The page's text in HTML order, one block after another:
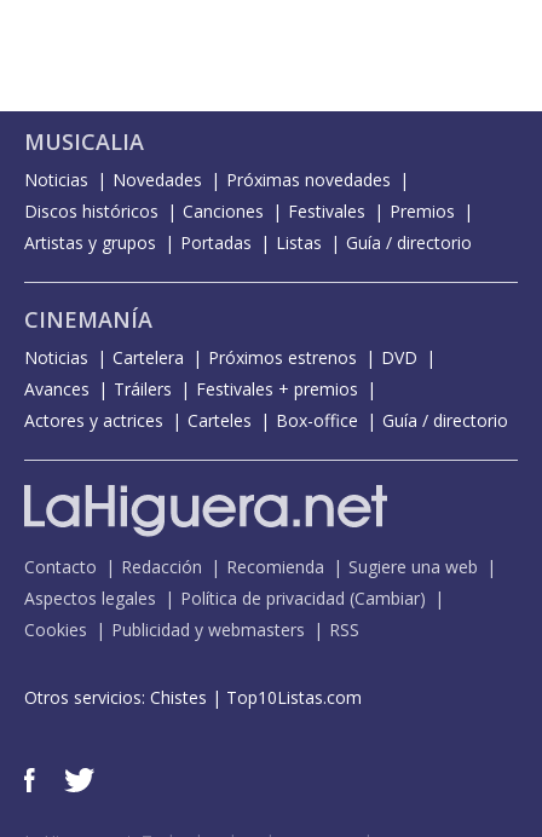
MUSICALIA
Noticias Novedades
Próximas novedades
Discos históricos
Canciones Festivales
Premios
Artistas y grupos
Portadas Listas Guía / directorio
CINEMANÍA
Noticias Cartelera Próximos estrenos
DVD
Avances
Tráilers
Festivales + premios
Actores y actrices
Carteles Box-office Guía / directorio
Contacto Redacción Recomienda
Sugiere una web
Aspectos legales
Política de privacidad (Cambiar)
Cookies
Publicidad y webmasters RSS
Otros servicios: Chistes | Top10Listas.com